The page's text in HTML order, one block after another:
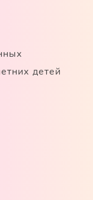
детей